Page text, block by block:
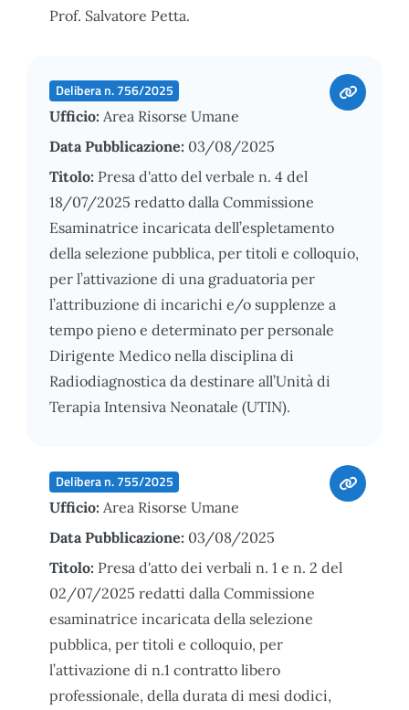
Prof. Salvatore Petta.
Delibera n. 756/2025
Ufficio: Area Risorse Umane
Data Pubblicazione: 03/08/2025
Titolo: Presa d'atto del verbale n. 4 del
18/07/2025 redatto dalla Commissione
Esaminatrice incaricata dell’espletamento
della selezione pubblica, per titoli e colloquio,
per l’attivazione di una graduatoria per
l’attribuzione di incarichi e/o supplenze a
tempo pieno e determinato per personale
Dirigente Medico nella disciplina di
Radiodiagnostica da destinare all’Unità di
Terapia Intensiva Neonatale (UTIN).
Delibera n. 755/2025
Ufficio: Area Risorse Umane
Data Pubblicazione: 03/08/2025
Titolo: Presa d'atto dei verbali n. 1 e n. 2 del
02/07/2025 redatti dalla Commissione
esaminatrice incaricata della selezione
pubblica, per titoli e colloquio, per
l’attivazione di n.1 contratto libero
professionale, della durata di mesi dodici,